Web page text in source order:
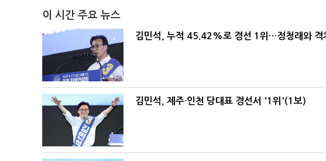
이 시간 주요 뉴스
김민석, 누적 45.42%로 경선 1위…정청래와
김민석, 제주·인천 당대표 경선서 '1위'(1보)